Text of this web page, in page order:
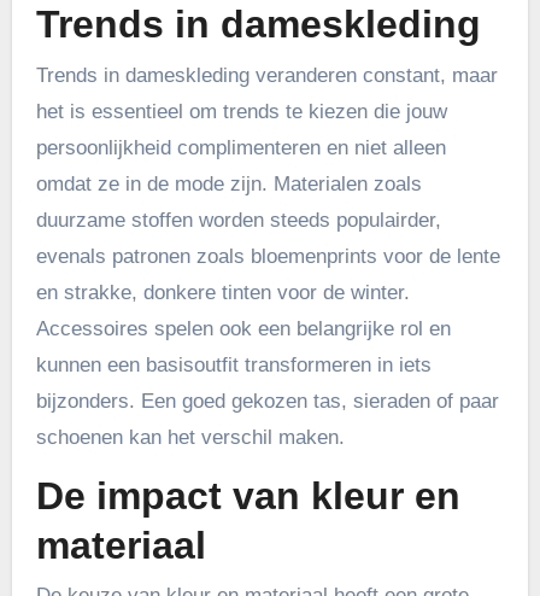
Trends in dameskleding
Trends in dameskleding veranderen constant, maar
het is essentieel om trends te kiezen die jouw
persoonlijkheid complimenteren en niet alleen
omdat ze in de mode zijn. Materialen zoals
duurzame stoffen worden steeds populairder,
evenals patronen zoals bloemenprints voor de lente
en strakke, donkere tinten voor de winter.
Accessoires spelen ook een belangrijke rol en
kunnen een basisoutfit transformeren in iets
bijzonders. Een goed gekozen tas, sieraden of paar
schoenen kan het verschil maken.
De impact van kleur en
materiaal